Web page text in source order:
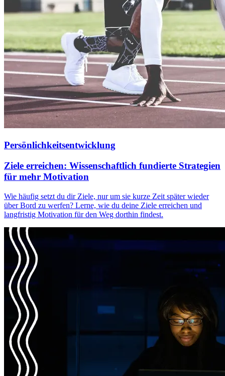
Persönlichkeitsentwicklung
Ziele erreichen: Wissenschaftlich fundierte Strategien
für mehr Motivation
Wie häufig setzt du dir Ziele, nur um sie kurze Zeit später wieder
über Bord zu werfen? Lerne, wie du deine Ziele erreichen und
langfristig Motivation für den Weg dorthin findest.